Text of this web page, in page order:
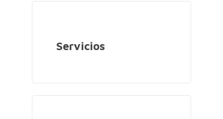
Servicios